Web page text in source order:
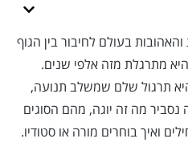
בעולם לחיבור בין הגוף
מתרגלת מזה אלפי שנים.
תרגול שלם שמשלב תנועה,
נסביר מה זה יוגה, מהם הסוגים
ואיך בוחרים מורה או סטודיו.